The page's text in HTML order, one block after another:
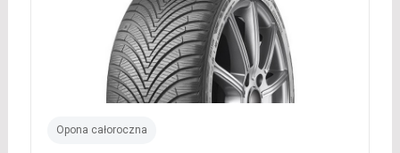
Opona całoroczna